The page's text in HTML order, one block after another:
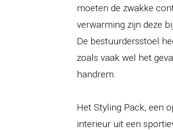
moeten de zwakke
verwarming zijn deze
De bestuurdersstoel
zoals vaak wel het
handrem.
Het Styling Pack, een
interieur uit een